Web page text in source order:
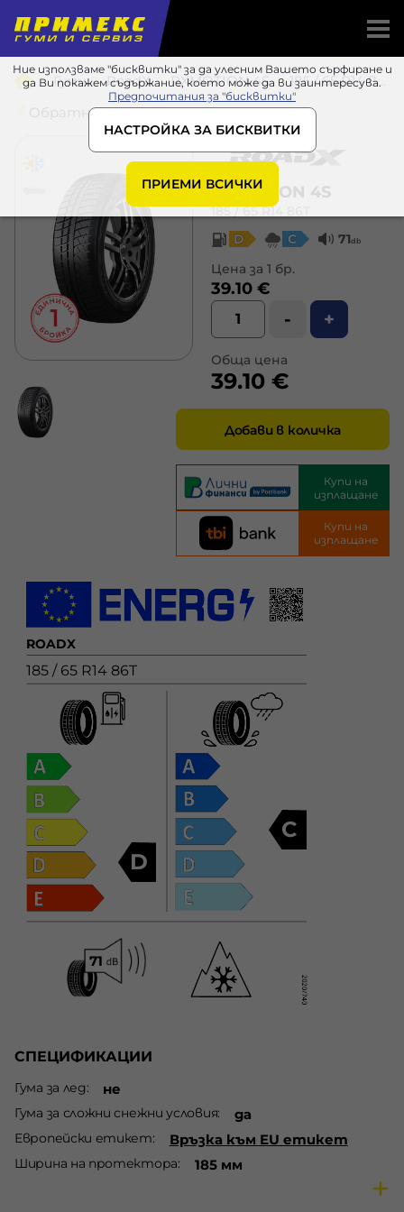
Ние използваме "бисквитки" за да улесним Вашето сърфиране и
да Ви покажем съдържание, което може да ви заинтересува.
Предпочитания за "бисквитки"
НАСТРОЙКА ЗА БИСКВИТКИ
ПРИЕМИ ВСИЧКИ
Гуми RoadX RXMOTION 4S
185 / 65 R14 86T
Обратно в списъка
RXMOTION 4S
185 / 65 R14 86T
D
C 71db
Цена за 1 бр.
39.10 €
- +
Обща цена
39.10 €
Добави в количка
Купи на
изплащане
Купи на
изплащане
ROADX
185 / 65 R14 86T
D
C
СПЕЦИФИКАЦИИ
Гума за лед не
Гума за сложни снежни условия да
Европейски етикет Връзка към EU етикет
Ширина на протектора 185 мм